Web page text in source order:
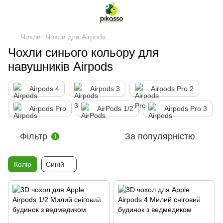
Чохли Чохли для Airpods
Чохли синього кольору для
навушників Airpods
Airpods 4 Airpods 3 Airpods Pro 2
Airpods Pro AirPods 1/2 Airpods Pro 3
Фільтр 1 За популярністю
Колір Синій